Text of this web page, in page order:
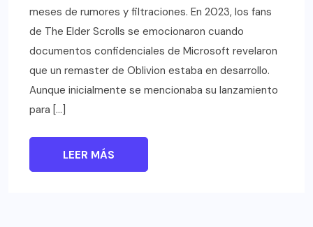
meses de rumores y filtraciones. En 2023, los fans
de The Elder Scrolls se emocionaron cuando
documentos confidenciales de Microsoft revelaron
que un remaster de Oblivion estaba en desarrollo.
Aunque inicialmente se mencionaba su lanzamiento
para […]
LEER MÁS